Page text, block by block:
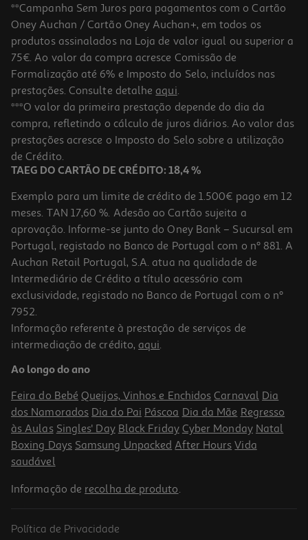
Apara-Lápis 1 Entrada Auchan Animais Modelos Sortidos
1.59 €/un
1,59 €
Apara-Lápis Auchan Com 1 Entrada Cores Sortidas
1.49 €/un
1,49 €
**Campanha Sem Juros para pagamentos com o Cartão
Oney Auchan / Cartão Oney Auchan+, em todos os
produtos assinalados na Loja de valor igual ou superior a
75€. Ao valor da compra acresce Comissão de
Formalização até 6% e Imposto do Selo, incluídos nas
prestações. Consulte detalhe aqui.
***O valor da primeira prestação depende do dia da
compra, refletindo o cálculo de juros diários. Ao valor das
prestações acresce o Imposto do Selo sobre a utilização
de Crédito.
TAEG DO CARTÃO DE CRÉDITO: 18,4 %
Exemplo para um limite de crédito de 1.500€ pago em 12
meses. TAN 17,60 %. Adesão ao Cartão sujeita a
aprovação. Informe-se junto do Oney Bank – Sucursal em
Portugal, registado no Banco de Portugal com o nº 881. A
Auchan Retail Portugal, S.A. atua na qualidade de
Intermediário de Crédito a título acessório com
exclusividade, registado no Banco de Portugal com o nº
7952.
Informação referente à prestação de serviços de
intermediação de crédito, aqui.
Ao longo do ano
Feira do Bebé Queijos, Vinhos e Enchidos Carnaval Dia
dos Namorados Dia do Pai Páscoa Dia da Mãe Regresso
às Aulas Singles' Day Black Friday Cyber Monday Natal
Boxing Days Samsung Unpacked After Hours Vida
saudável
Informação de recolha de produto.
Política de Privacidade